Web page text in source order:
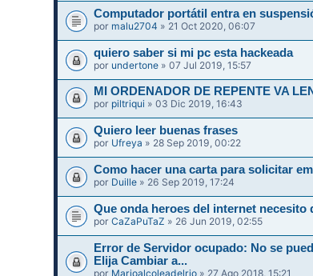
Computador portátil entra en
por malu2704 » 21 Oct 2020, 06:07
quiero saber si mi pc esta hackeada
por undertone » 07 Jul 2019, 15:57
MI ORDENADOR DE REPENTE VA
por piltriqui » 03 Dic 2019, 16:43
Quiero leer buenas frases
por Ufreya » 28 Sep 2019, 00:22
Como hacer una carta para solicitar
por Duille » 26 Sep 2019, 17:24
Que onda heroes del internet necesito
porCaZaPuTaZ » 26 Jun 2019, 02:55
Error de Servidor ocupado: No se
Elija Cambiar a...
por Marioalcoleadelrio » 27 Ago 2018, 15:21